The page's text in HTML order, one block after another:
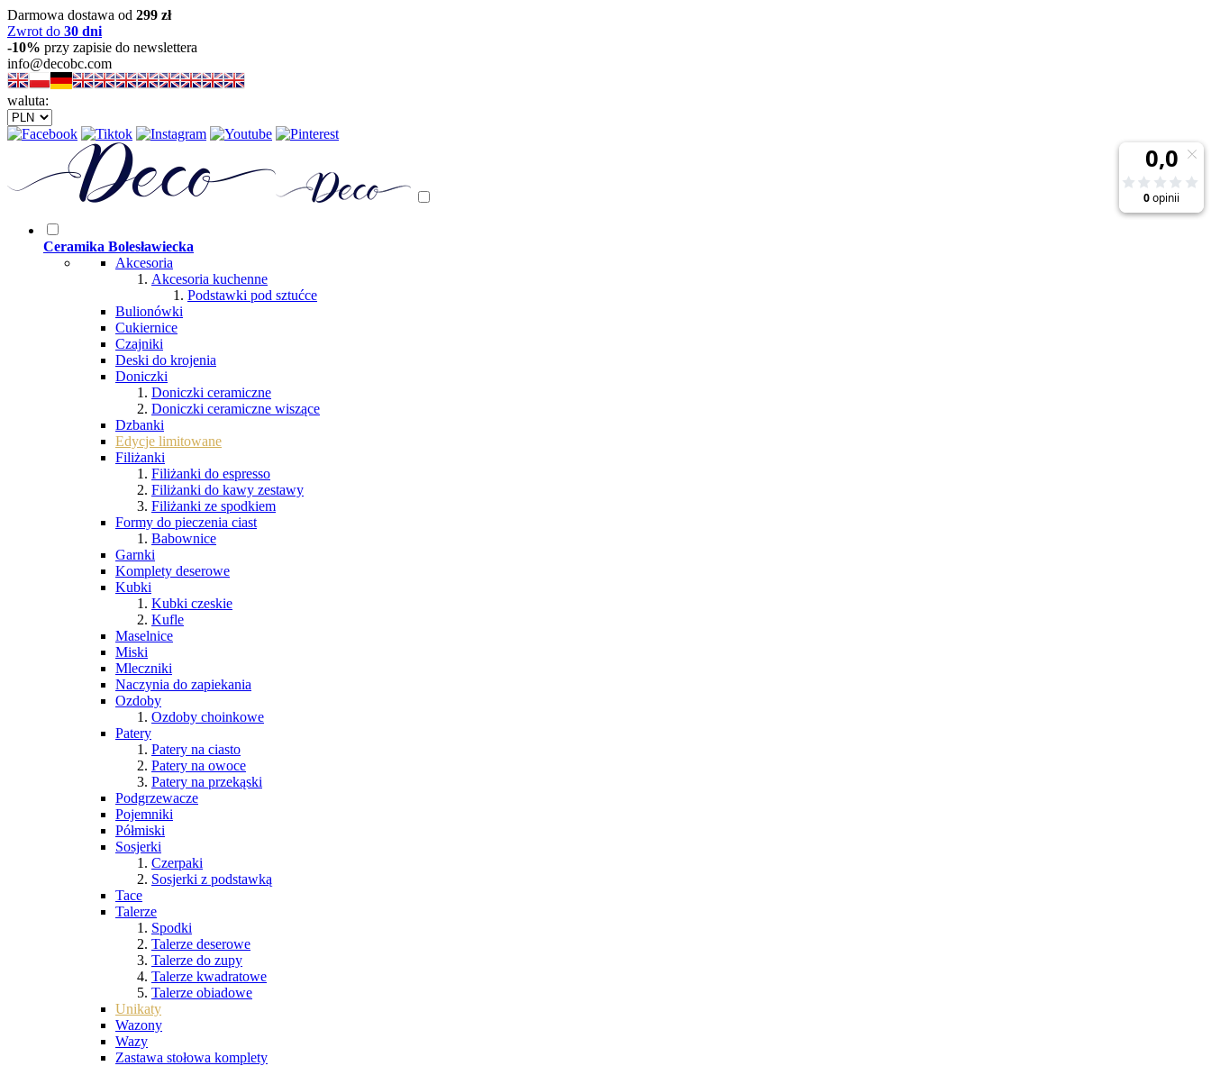
Darmowa dostawa od 299 zł
Zwrot do 30 dni
-10% przy zapisie do newslettera
info@decobc.com
waluta:
Ceramika Bolesławiecka
Akcesoria
Akcesoria kuchenne
Podstawki pod sztućce
Bulionówki
Cukiernice
Czajniki
Deski do krojenia
Doniczki
Doniczki ceramiczne
Doniczki ceramiczne wiszące
Dzbanki
Edycje limitowane
Filiżanki
Filiżanki do espresso
Filiżanki do kawy zestawy
Filiżanki ze spodkiem
Formy do pieczenia ciast
Babownice
Garnki
Komplety deserowe
Kubki
Kubki czeskie
Kufle
Maselnice
Miski
Mleczniki
Naczynia do zapiekania
Ozdoby
Ozdoby choinkowe
Patery
Patery na ciasto
Patery na owoce
Patery na przekąski
Podgrzewacze
Pojemniki
Półmiski
Sosjerki
Czerpaki
Sosjerki z podstawką
Tace
Talerze
Spodki
Talerze deserowe
Talerze do zupy
Talerze kwadratowe
Talerze obiadowe
Unikaty
Wazony
Wazy
Zastawa stołowa komplety